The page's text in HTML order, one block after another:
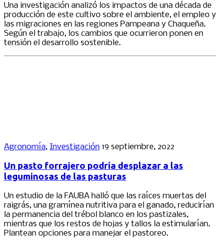
Una investigación analizó los impactos de una década de
producción de este cultivo sobre el ambiente, el empleo y
las migraciones en las regiones Pampeana y Chaqueña.
Según el trabajo, los cambios que ocurrieron ponen en
tensión el desarrollo sostenible.
Agronomía, Investigación 19 septiembre, 2022
Un pasto forrajero podría desplazar a las
leguminosas de las pasturas
Un estudio de la FAUBA halló que las raíces muertas del
raigrás, una gramínea nutritiva para el ganado, reducirían
la permanencia del trébol blanco en los pastizales,
mientras que los restos de hojas y tallos la estimularían.
Plantean opciones para manejar el pastoreo.